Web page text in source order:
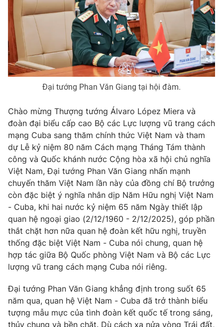
Đại tướng Phan Văn Giang tại hội đàm.
Chào mừng Thượng tướng Álvaro López Miera và
đoàn đại biểu cấp cao Bộ các Lực lượng vũ trang cách
mạng Cuba sang thăm chính thức Việt Nam và tham
dự Lễ kỷ niệm 80 năm Cách mạng Tháng Tám thành
công và Quốc khánh nước Cộng hòa xã hội chủ nghĩa
Việt Nam, Đại tướng Phan Văn Giang nhấn mạnh
chuyến thăm Việt Nam lần này của đồng chí Bộ trưởng
còn đặc biệt ý nghĩa nhân dịp Năm Hữu nghị Việt Nam
- Cuba, khi hai nước kỷ niệm 65 năm Ngày thiết lập
quan hệ ngoại giao (2/12/1960 - 2/12/2025), góp phần
thắt chặt hơn nữa quan hệ đoàn kết hữu nghị, truyền
thống đặc biệt Việt Nam - Cuba nói chung, quan hệ
hợp tác giữa Bộ Quốc phòng Việt Nam và Bộ các Lực
lượng vũ trang cách mạng Cuba nói riêng.
Đại tướng Phan Văn Giang khẳng định trong suốt 65
năm qua, quan hệ Việt Nam - Cuba đã trở thành biểu
tượng mẫu mực của tình đoàn kết quốc tế trong sáng,
thủy chung và bền chặt. Dù cách xa nửa vòng Trái đất,